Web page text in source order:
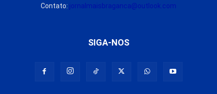
Contato: jornalmaisbraganca@outlook.com
SIGA-NOS